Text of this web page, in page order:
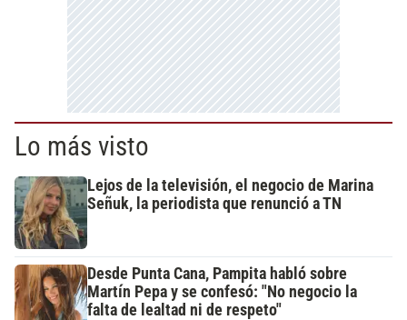
Lo más visto
Lejos de la televisión, el negocio de Marina
Señuk, la periodista que renunció a TN
Desde Punta Cana, Pampita habló sobre
Martín Pepa y se confesó: "No negocio la
falta de lealtad ni de respeto"